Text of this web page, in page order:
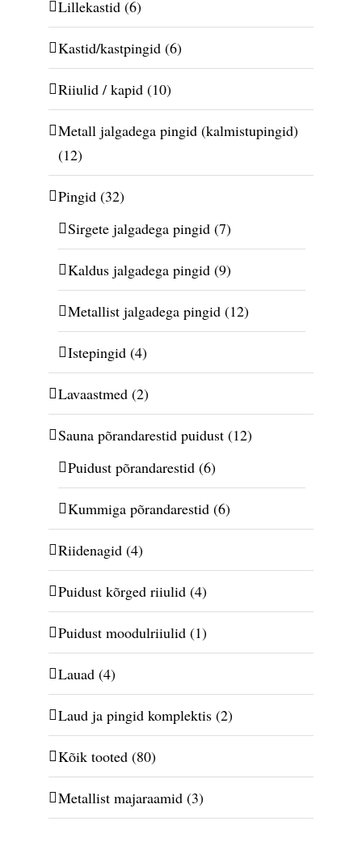
Lillekastid (6)
Kastid/kastpingid (6)
Riiulid / kapid (10)
Metall jalgadega pingid (kalmistupingid)
(12)
Pingid (32)
Sirgete jalgadega pingid (7)
Kaldus jalgadega pingid (9)
Metallist jalgadega pingid (12)
Istepingid (4)
Lavaastmed (2)
Sauna põrandarestid puidust (12)
Puidust põrandarestid (6)
Kummiga põrandarestid (6)
Riidenagid (4)
Puidust kõrged riiulid (4)
Puidust moodulriiulid (1)
Lauad (4)
Laud ja pingid komplektis (2)
Kõik tooted (80)
Metallist majaraamid (3)